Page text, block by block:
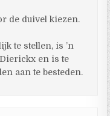
de duivel kiezen.
te stellen, is ’n
en is te
aan te besteden.